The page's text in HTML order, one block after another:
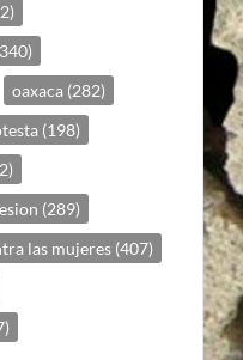
oaxaca (282)
(198)
(289)
las mujeres (407)